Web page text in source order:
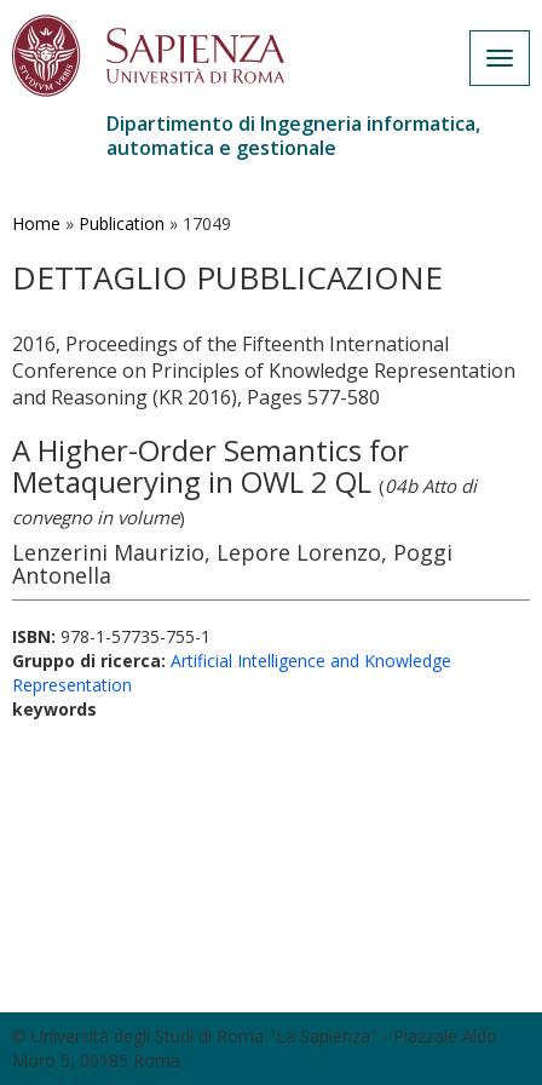
contenuto
Dipartimento di Ingegneria informatica,
automatica e gestionale
Home » Publication » 17049
DETTAGLIO PUBBLICAZIONE
2016, Proceedings of the Fifteenth International
Conference on Principles of Knowledge Representation
and Reasoning (KR 2016), Pages 577-580
A Higher-Order Semantics for
Metaquerying in OWL 2 QL (04b Atto di
convegno in volume)
Lenzerini Maurizio, Lepore Lorenzo, Poggi
Antonella
ISBN: 978-1-57735-755-1
Gruppo di ricerca: Artificial Intelligence and Knowledge
Representation
keywords
© Università degli Studi di Roma "La Sapienza" - Piazzale Aldo
Moro 5, 00185 Roma